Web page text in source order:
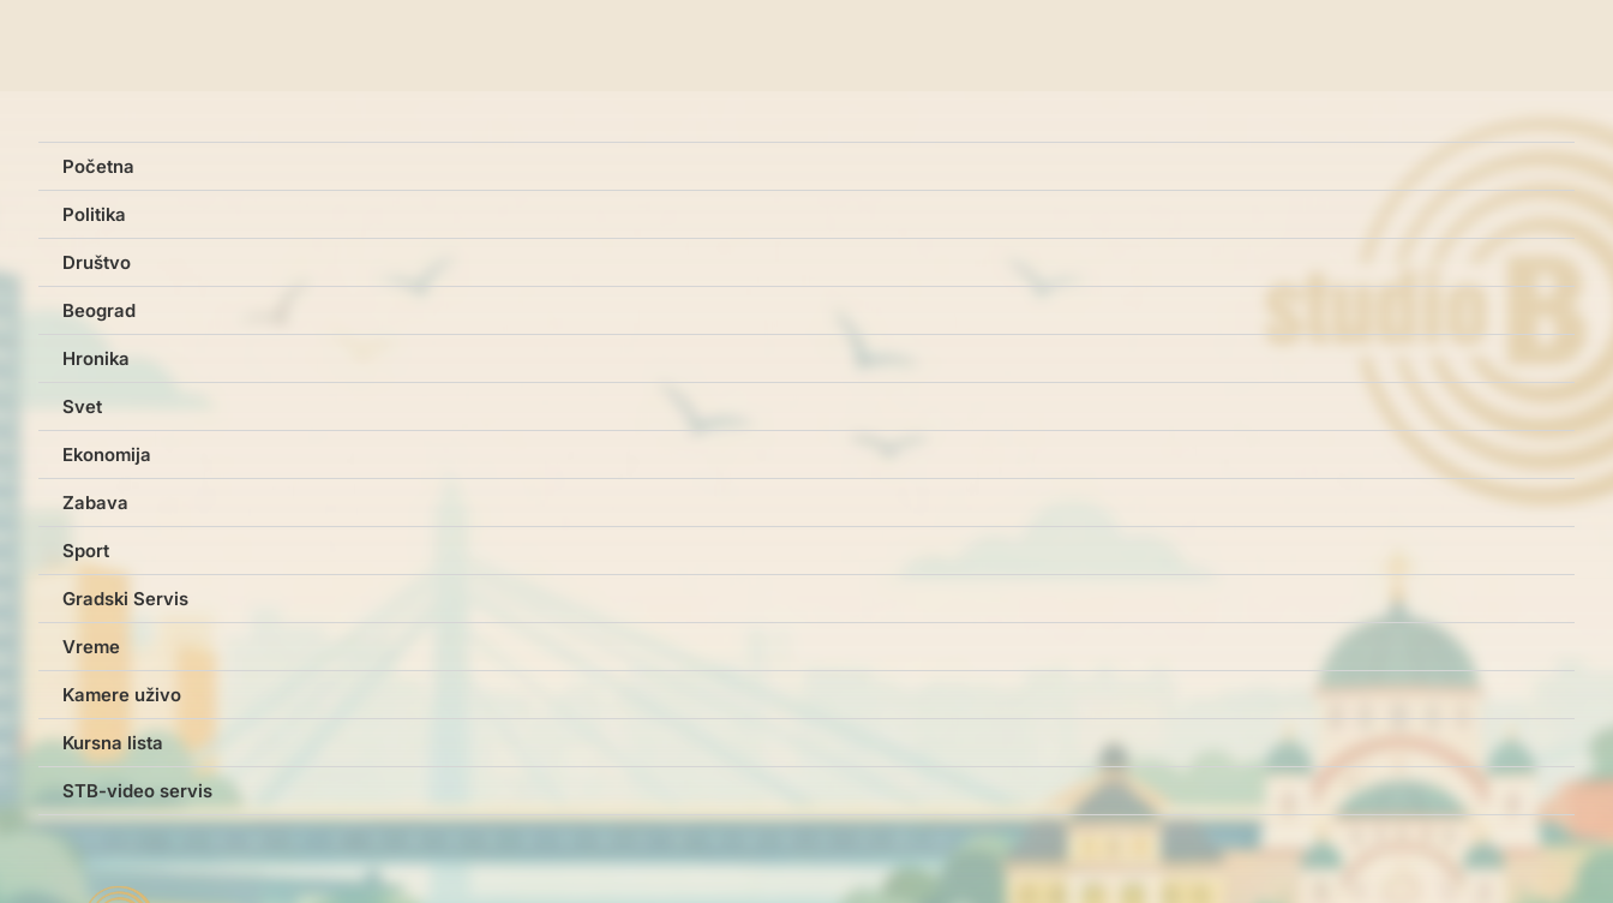
Početna
Politika
Društvo
Beograd
Hronika
Svet
Ekonomija
Zabava
Sport
Gradski Servis
Vreme
Kamere uživo
Kursna lista
STB-video servis